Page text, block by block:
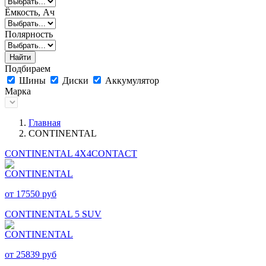
Ёмкость, Ач
Полярность
Найти
Подбираем
Шины
Диски
Аккумулятор
Марка
Главная
CONTINENTAL
CONTINENTAL 4X4CONTACT
от 17550 руб
CONTINENTAL 5 SUV
от 25839 руб